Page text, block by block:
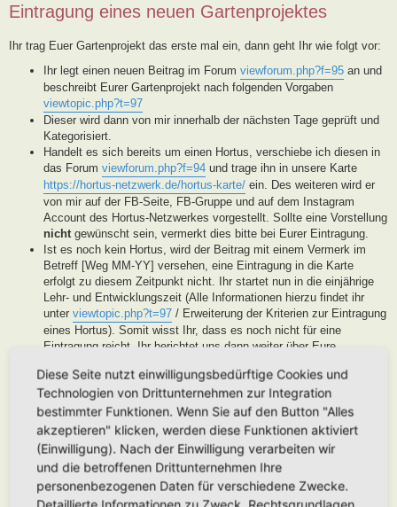
Eintragung eines neuen Gartenprojektes
Ihr trag Euer Gartenprojekt das erste mal ein, dann geht Ihr wie folgt vor:
Ihr legt einen neuen Beitrag im Forum viewforum.php?f=95 an und
beschreibt Eurer Gartenprojekt nach folgenden Vorgaben
viewtopic.php?t=97
Dieser wird dann von mir innerhalb der nächsten Tage geprüft und
Kategorisiert.
Handelt es sich bereits um einen Hortus, verschiebe ich diesen in
das Forum viewforum.php?f=94 und trage ihn in unsere Karte
https://hortus-netzwerk.de/hortus-karte/ ein. Des weiteren wird er
von mir auf der FB-Seite, FB-Gruppe und auf dem Instagram
Account des Hortus-Netzwerkes vorgestellt. Sollte eine Vorstellung
nichtgewünscht sein, vermerkt dies bitte bei Eurer Eintragung.
Ist es noch kein Hortus, wird der Beitrag mit einem Vermerk im
Betreff [Weg MM-YY] versehen, eine Eintragung in die Karte
erfolgt zu diesem Zeitpunkt nicht. Ihr startet nun in die einjährige
Lehr- und Entwicklungszeit (Alle Informationen hierzu findet ihr
unter viewtopic.php?t=97 / Erweiterung der Kriterien zur Eintragung
eines Hortus). Somit wisst Ihr, dass es noch nicht für eine
Eintragung reicht, Ihr berichtet uns dann weiter über Eure
der Entwicklung Eures Gartens. Wenn unser Moderatorenteam der
Meinung ist, Euer Garten ist soweit, werden wir diesen als Hortus
eintragen. Eine Überprüfung erfolgt spätestens nach Ablauf des
Lehr- und Entwicklungsjahres. Stellen wir in dieser Zeit keine
Aktivität fest, werden wir die Eintragung archivieren.
Handelt es sich generell um keinen Hortus sondern um ein
Hortanes Habitat (Alle Gartenprojekte, die keinen klassischen
Hortus mit den drei Zonen darstellen, aber in Anlehnung an das
Diese Seite nutzt einwilligungsbedürftige Cookies und
Technologien von Drittunternehmen zur Integration
bestimmter Funktionen. Wenn Sie auf den Button "Alles
akzeptieren" klicken, werden diese Funktionen aktiviert
(Einwilligung). Nach der Einwilligung verarbeiten wir
und die betroffenen Drittunternehmen Ihre
personenbezogenen Daten für verschiedene Zwecke.